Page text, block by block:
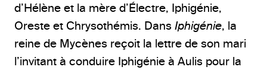
d’Hélène et la mère d’Électre, Iphigénie,
Oreste et Chrysothémis. Dans Iphigénie, la
reine de Mycènes reçoit la lettre de son mari
l’invitant à conduire Iphigénie à Aulis pour la